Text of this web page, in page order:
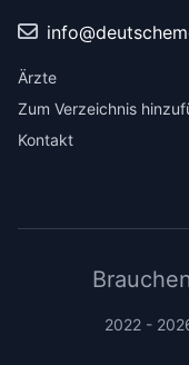
Ärzte
Zum Verzeichnis
Kontakt
2022 -